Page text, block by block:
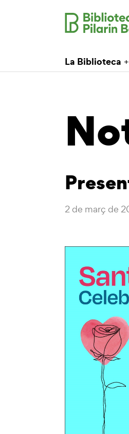
La Biblioteca
2 de març de